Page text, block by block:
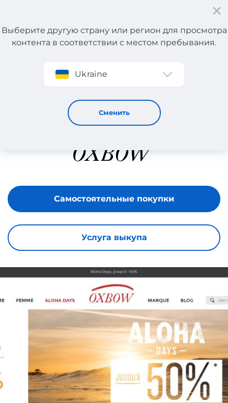
Регистрация
Выберите другую страну или регион для просмотра
контента в соответствии с местом пребывания.
Ukraine
Сменить
OXBOW
Услуга выкупа
Самостоятельные покупки